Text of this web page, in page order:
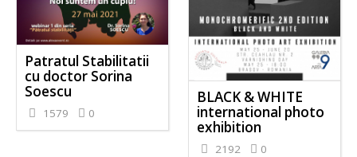
BLACK & WHITE
international photo
exhibition
2192 0
Patratul Stabilitatii
cu doctor Sorina
Soescu
1579 0